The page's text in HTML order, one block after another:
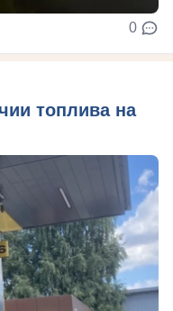
0
топлива на